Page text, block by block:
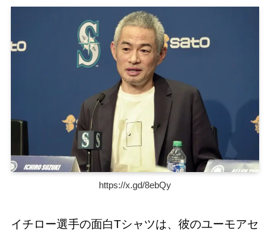
https://x.gd/8ebQy
イチロー選手の面白Tシャツは、彼のユーモアセ